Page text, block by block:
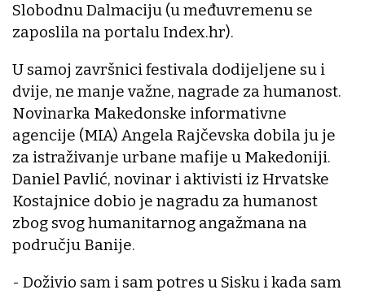
Slobodnu Dalmaciju (u međuvremenu se
zaposlila na portalu Index.hr).
U samoj završnici festivala dodijeljene su i
dvije, ne manje važne, nagrade za humanost.
Novinarka Makedonske informativne
agencije (MIA) Angela Rajčevska dobila ju je
za istraživanje urbane mafije u Makedoniji.
Daniel Pavlić, novinar i aktivisti iz Hrvatske
Kostajnice dobio je nagradu za humanost
zbog svog humanitarnog angažmana na
području Banije.
- Doživio sam i sam potres u Sisku i kada sam